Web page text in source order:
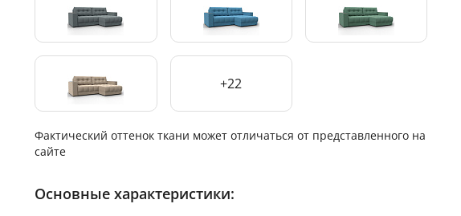
+22
Фактический оттенок ткани может отличаться от представленного на
сайте
Основные характеристики: